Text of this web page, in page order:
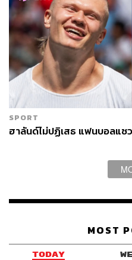
SPORT
ฮาลันด์ไม่ปฏิเสธ แฟนบอลแซว
MOST
TODAY